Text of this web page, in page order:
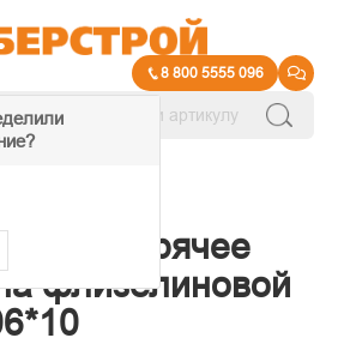
8 800 5555 096
Горячее
флизелиновой